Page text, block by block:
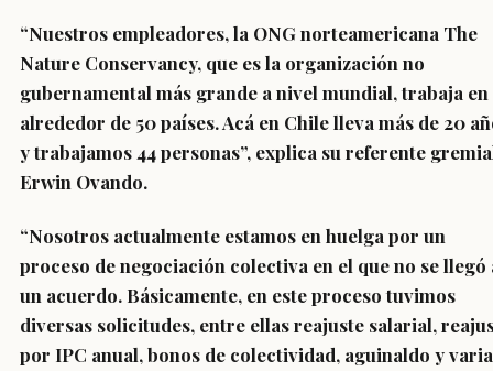
“Nuestros empleadores, la ONG norteamericana The
Nature Conservancy, que es la organización no
gubernamental más grande a nivel mundial, trabaja en
alrededor de 50 países. Acá en Chile lleva más de 20
y trabajamos 44 personas”, explica su referente
Erwin Ovando.
“Nosotros actualmente estamos en huelga por un
proceso de negociación colectiva en el que no se llegó
un acuerdo. Básicamente, en este proceso tuvimos
diversas solicitudes, entre ellas reajuste salarial,
por IPC anual, bonos de colectividad, aguinaldo y